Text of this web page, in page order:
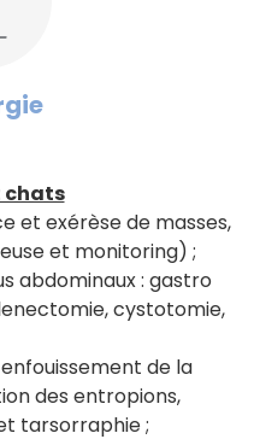
chats
et exérèse de masses,
et monitoring) ;
abdominaux : gastro
cystotomie,
de la
des entropions,
tarsorraphie ;